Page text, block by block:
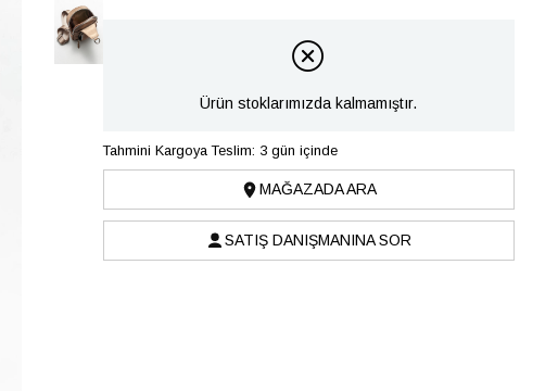
Ürün stoklarımızda kalmamıştır.
Tahmini Kargoya Teslim: 3 gün içinde
MAĞAZADA ARA
SATIŞ DANIŞMANINA SOR